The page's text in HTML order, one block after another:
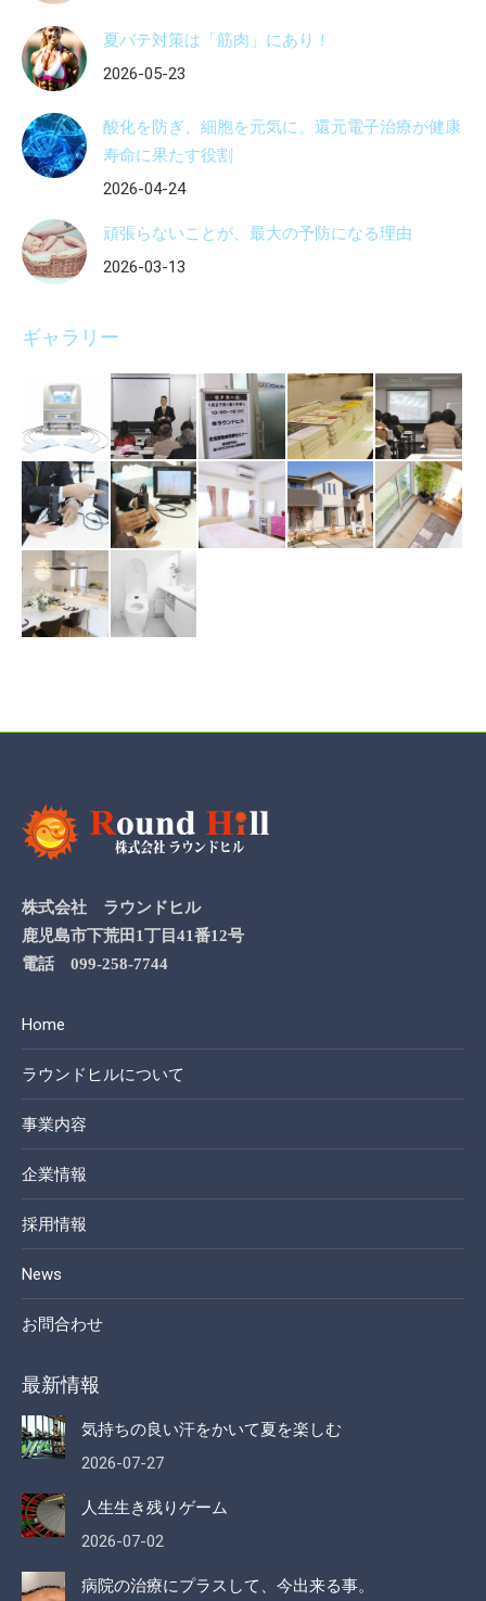
夏バテ対策は「筋肉」にあり！
2026-05-23
酸化を防ぎ、細胞を元気に。還元電子治療が健康
寿命に果たす役割
2026-04-24
頑張らないことが、最大の予防になる理由
2026-03-13
ギャラリー
株式会社 ラウンドヒル
鹿児島市下荒田1丁目41番12号
電話 099-258-7744
Home
ラウンドヒルについて
事業内容
企業情報
採用情報
News
お問合わせ
最新情報
気持ちの良い汗をかいて夏を楽しむ
2026-07-27
人生生き残りゲーム
2026-07-02
病院の治療にプラスして、今出来る事。